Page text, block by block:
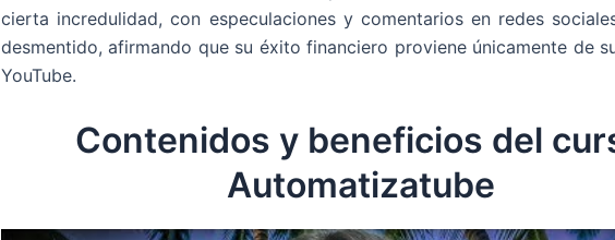
cierta incredulidad, con especulaciones y comentarios en redes
desmentido, afirmando que su éxito financiero proviene únicamente de
YouTube.
Contenidos y beneficios del
Automatizatube